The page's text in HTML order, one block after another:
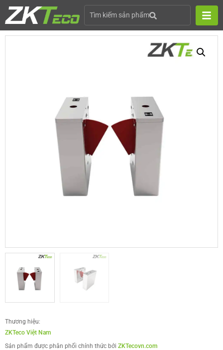
Tìm kiếm sản phẩm
Thương hiệu:
ZKTeco Việt Nam
Sản phẩm được phân phối chính thức bởi ZKTecovn.com